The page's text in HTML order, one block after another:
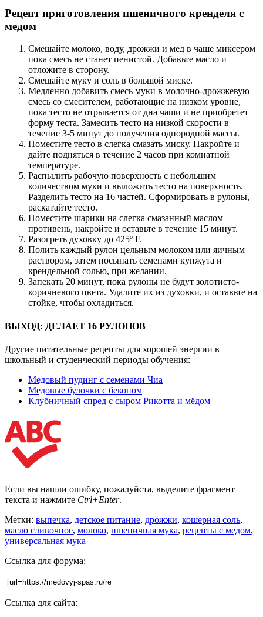
Рецепт приготовления пшеничного кренделя с
медом
Смешайте молоко, воду, дрожжи и мед в чаше миксером
пока смесь не станет пенистой. Добавьте масло и
отложите в сторону.
Смешайте муку и соль в большой миске.
Медленно добавить смесь муки в молочно-дрожжевую
смесь со смесителем, работающие на низком уровне,
пока тесто не отрывается от дна чаши и не приобретет
форму теста. Замесить тесто на низкой скорости в
течение 3-5 минут до получения однородной массы.
Поместите тесто в слегка смазать миску. Накройте и
дайте подняться в течение 2 часов при комнатной
температуре.
Распылить рабочую поверхность с небольшим
количеством муки и выложить тесто на поверхность.
Разделить тесто на 16 частей. Сформировать в рулоны,
раскатайте тесто.
Поместите шарики на слегка смазанный маслом
противень, накройте и оставьте в течение 15 минут.
Разогреть духовку до 425º F.
Полить каждый рулон цельным молоком или яичным
раствором, затем посыпать семенами кунжута и
крендельной солью, при желании.
Запекать 20 минут, пока рулоны не будут золотисто-
коричневого цвета. Удалите их из духовки, и оставьте на
стойке, чтобы охладиться.
ВЫХОД: ДЕЛАЕТ 16 РУЛОНОВ
Другие питательные рецепты для хорошей энергии в
школьный и студенческий периоды обучения:
Медовый пудинг с семенами Чиа
Медовые булочки с беконом
Клубничный спред с сыром Рикотта и мёдом
Если вы нашли ошибку, пожалуйста, выделите фрагмент
текста и нажмите Ctrl+Enter.
Метки: выпечка, детское питание, дрожжи, кошерная соль,
масло сливочное, молоко, пшеничная мука, рецепты с медом,
универсальная мука
Ссылка для форума:
Ссылка для сайта: